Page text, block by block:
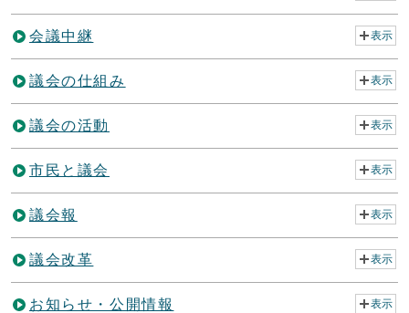
会議中継 表示
議会の仕組み 表示
議会の活動 表示
市民と議会 表示
議会報 表示
議会改革 表示
お知らせ・公開情報 表示